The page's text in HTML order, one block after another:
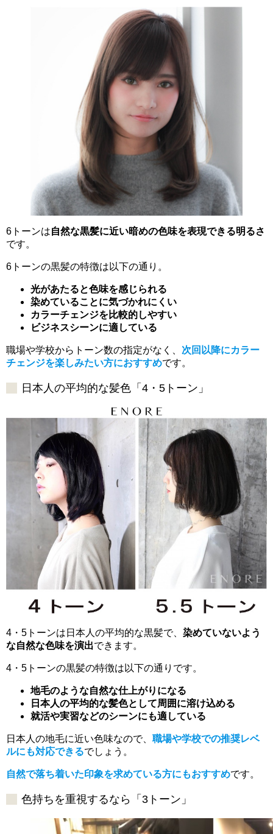
6トーンは自然な黒髪に近い暗めの色味を表現できる明るさ
です。
6トーンの黒髪の特徴は以下の通り。
光があたると色味を感じられる
染めていることに気づかれにくい
カラーチェンジを比較的しやすい
ビジネスシーンに適している
職場や学校からトーン数の指定がなく、 次回以降にカラー
チェンジを楽しみたい方におすすめです。
日本人の平均的な髪色「4・5トーン」
4・5トーンは日本人の平均的な黒髪で、 染めていないよう
な自然な色味を演出できます。
4・5トーンの黒髪の特徴は以下の通りです。
地毛のような自然な仕上がりになる
日本人の平均的な髪色として周囲に溶け込める
就活や実習などのシーンにも適している
日本人の地毛に近い色味なので、 職場や学校での推奨レベ
ルにも対応できるでしょう。
自然で落ち着いた印象を求めている方にもおすすめです。
色持ちを重視するなら「3トーン」